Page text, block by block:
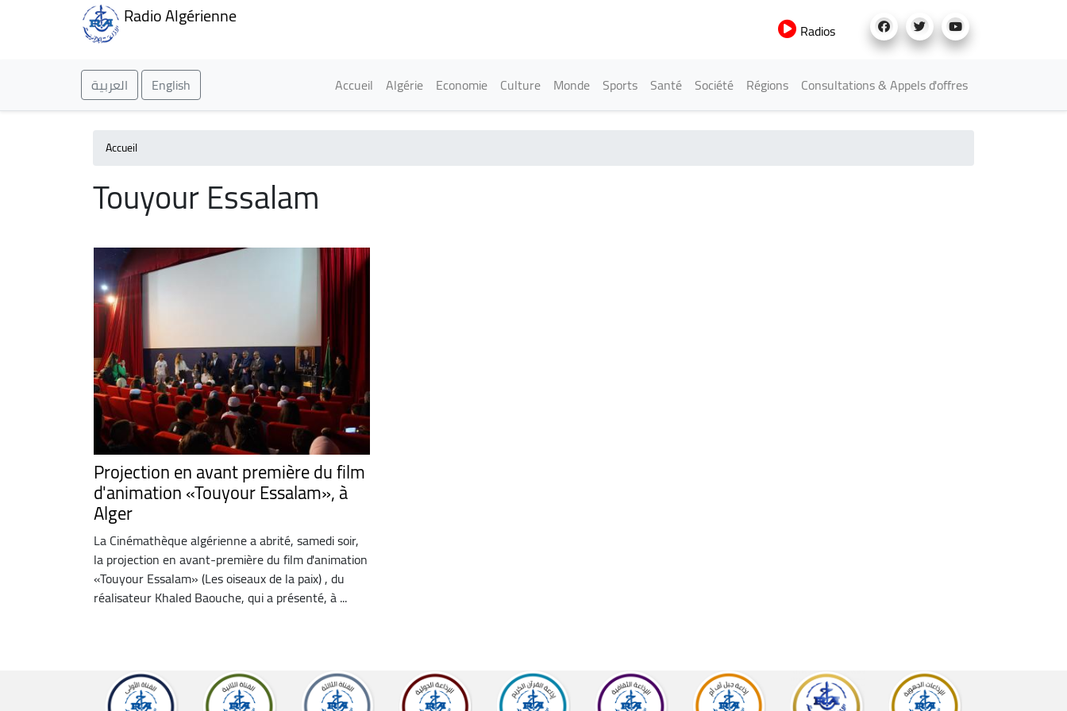
Radio Algérienne
Radios
العربية English Main navigation
Accueil Algérie Economie Culture Monde Sports Santé Société Régions Consultations & Appels d'offres
Accueil
Touyour Essalam
Projection en avant première du film
d'animation «Touyour Essalam», à
Alger
La Cinémathèque algérienne a abrité, samedi soir,
la projection en avant-première du film d'animation
«Touyour Essalam» (Les oiseaux de la paix) , du
réalisateur Khaled Baouche, qui a présenté, à ...